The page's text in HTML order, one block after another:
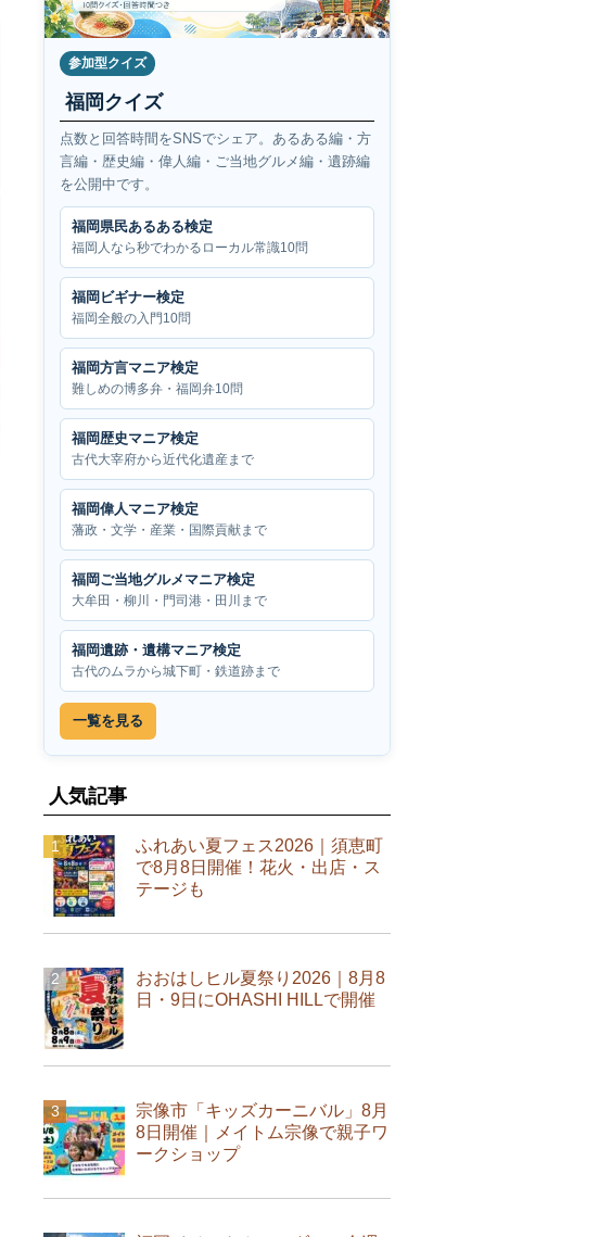
参加型クイズ
福岡クイズ
点数と回答時間をSNSでシェア。あるある編・方
言編・歴史編・偉人編・ご当地グルメ編・遺跡編
を公開中です。
福岡県民あるある検定
福岡人なら秒でわかるローカル常識10問
福岡ビギナー検定
福岡全般の入門10問
福岡方言マニア検定
難しめの博多弁・福岡弁10問
福岡歴史マニア検定
古代大宰府から近代化遺産まで
福岡偉人マニア検定
藩政・文学・産業・国際貢献まで
福岡ご当地グルメマニア検定
大牟田・柳川・門司港・田川まで
福岡遺跡・遺構マニア検定
古代のムラから城下町・鉄道跡まで
一覧を見る
人気記事
ふれあい夏フェス2026｜須恵町
で8月8日開催！花火・出店・ス
テージも
おおはしヒル夏祭り2026｜8月8
日・9日にOHASHI HILLで開催
宗像市「キッズカーニバル」8月
8日開催｜メイトム宗像で親子ワ
ークショップ